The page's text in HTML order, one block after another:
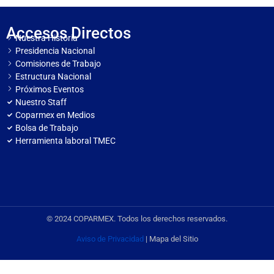
Accesos Directos
Nuestra Historia
Presidencia Nacional
Comisiones de Trabajo
Estructura Nacional
Próximos Eventos
Nuestro Staff
Coparmex en Medios
Bolsa de Trabajo
Herramienta laboral TMEC
© 2024 COPARMEX. Todos los derechos reservados.
Aviso de Privacidad | Mapa del Sitio